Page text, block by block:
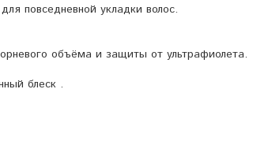
повседневной укладки волос.
объёма и защиты от ультрафиолета.
блеск .